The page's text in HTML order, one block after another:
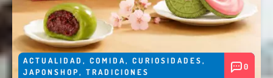
ACTUALIDAD , COMIDA, CURIOSIDADES,
JAPONSHOP, TRADICIONES
0